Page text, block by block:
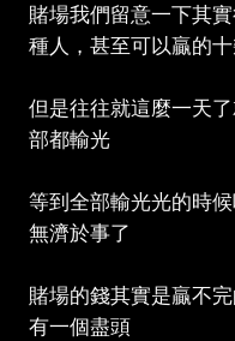
賭場我們留意一下其
種人，甚至可以贏的
但是往往就這麼一天
部都輸光
等到全部輸光光的時
無濟於事了
賭場的錢其實是贏不
有一個盡頭